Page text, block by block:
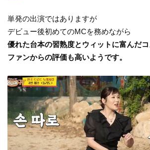
単発の出演ではありますが
デビュー後初めてのMCを務めながら
優れた台本の習熟度とウィットに富んだ
ファンからの評価も高いようです。